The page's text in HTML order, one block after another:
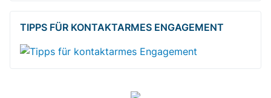
TIPPS FÜR KONTAKTARMES ENGAGEMENT